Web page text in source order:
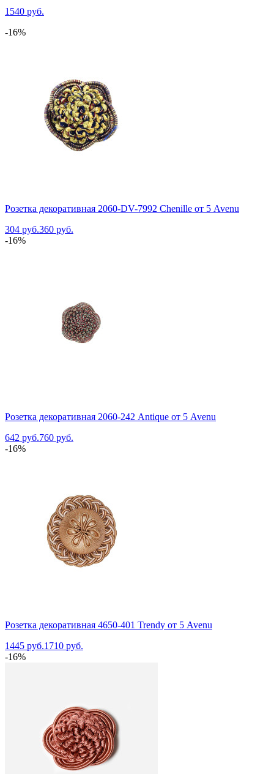
1540 руб.
-16%
Розетка декоративная 2060-DV-7992 Chenille от 5 Avenu
304 руб.360 руб.
-16%
Розетка декоративная 2060-242 Antique от 5 Avenu
642 руб.760 руб.
-16%
Розетка декоративная 4650-401 Trendy от 5 Avenu
1445 руб.1710 руб.
-16%